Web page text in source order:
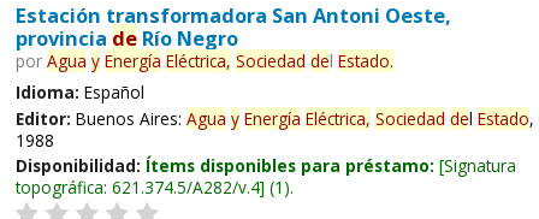
Estación transformadora San Antoni Oeste,
provincia deRío Negro
por Agua y Energía Eléctrica, Sociedad del Estado.
Idioma: Español
Editor: Buenos Aires: Agua y Energía Eléctrica, Sociedad del Estado,
1988
Disponibilidad: Ítems disponibles para préstamo: Signatura
topográfica: 621.374.5/A282/v.4 (1).